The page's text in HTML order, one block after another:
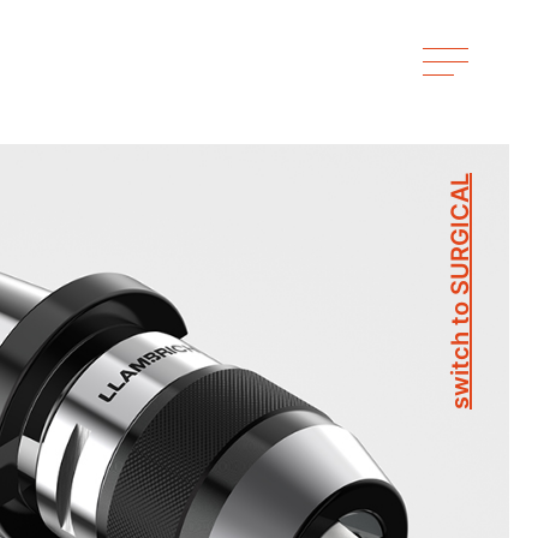
switch to SURGICAL